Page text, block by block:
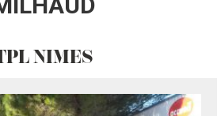
NIMES